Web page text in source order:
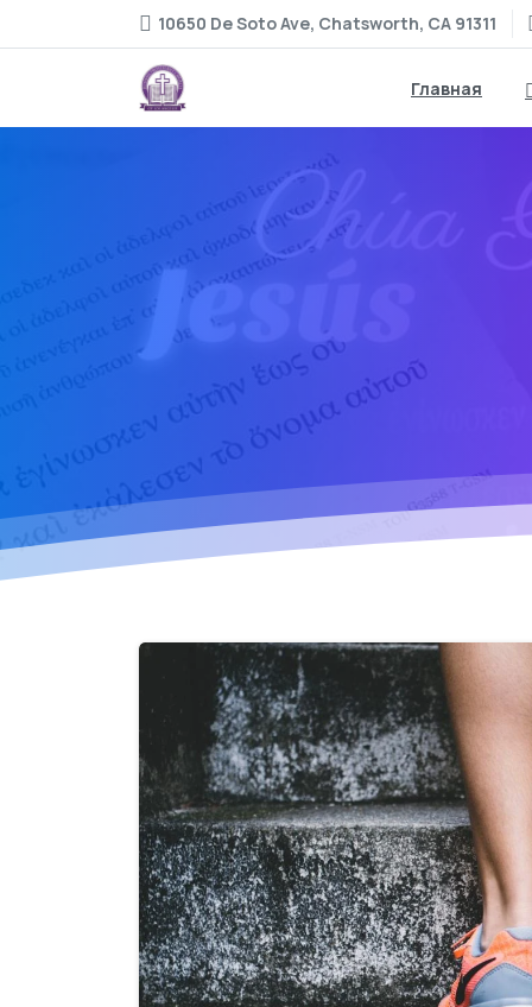
10650 De Soto Ave, Chatsworth, CA 91311
Главная